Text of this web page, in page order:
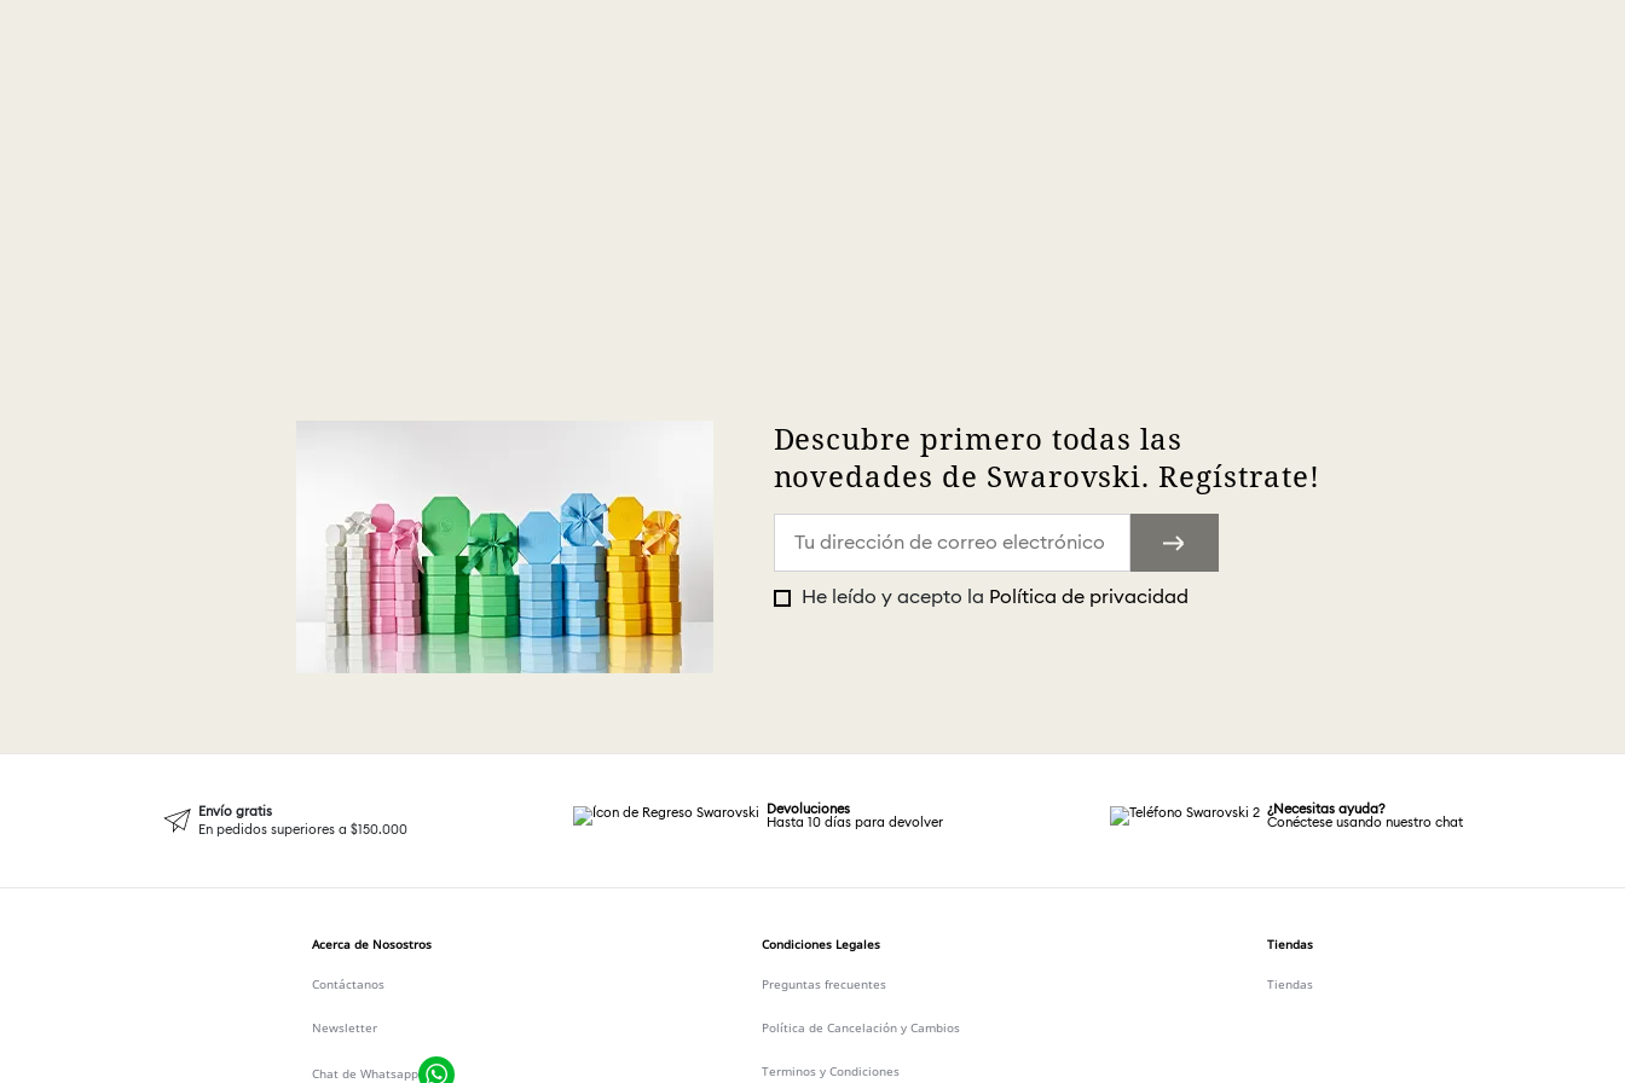
Descubre primero todas las
novedades de Swarovski. Regístrate!
He leído y acepto la Política de privacidad
Envío gratis
En pedidos superiores a $150.000
Devoluciones
Hasta 10 días para devolver
¿Necesitas ayuda?
Conéctese usando nuestro chat
Acerca de Nosostros
Contáctanos
Newsletter
Chat de Whatsapp
Condiciones Legales
Preguntas frecuentes
Política de Cancelación y Cambios
Terminos y Condiciones
Tiendas
Tiendas